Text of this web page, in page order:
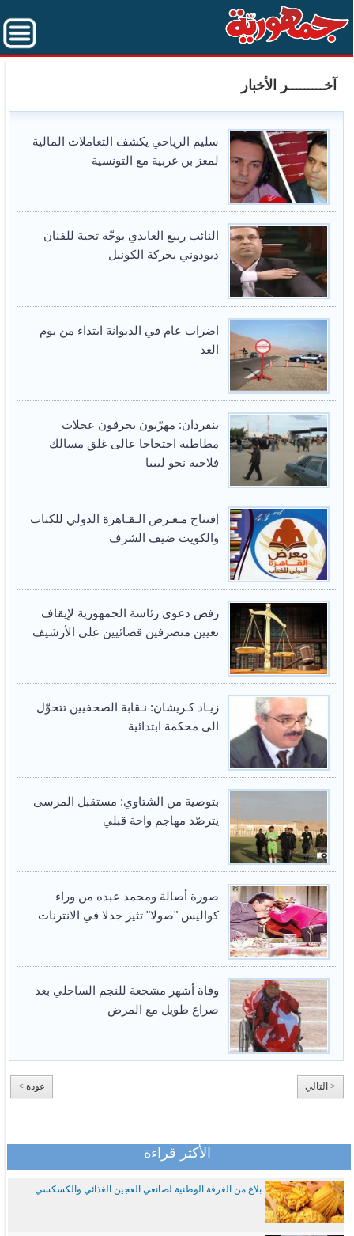
آخـــــــــر الأخبار
سليم الرياحي يكشف التعاملات المالية
لمعز بن غربية مع التونسية
النائب ربيع العابدي يوجّه تحية للفنان
ديودوني بحركة الكونيل
اضراب عام في الديوانة ابتداء من يوم
الغد
بنقردان: مهرّبون يحرقون عجلات
مطاطية احتجاجا عالى غلق مسالك
فلاحية نحو ليبيا
إفتتاح مـعـرض الـقـاهرة الدولي للكتاب
والكويت ضيف الشرف
رفض دعوى رئاسة الجمهورية لإيقاف
تعيين متصرفين قضائيين على الأرشيف
زيـاد كـريشان: نـقابة الصحفيين تتحوّل
الى محكمة ابتدائية
بتوصية من الشتاوي: مستقبل المرسى
يترصّد مهاجم واحة قبلي
صورة أصالة ومحمد عبده من وراء
كواليس "صولا" تثير جدلا في الانترنات
وفاة أشهر مشجعة للنجم الساحلي بعد
صراع طويل مع المرض
عودة > < التالي
الأكثر قراءة
بلاغ من الغرفة الوطنية لصانعي العجين الغذائي والكسكسي